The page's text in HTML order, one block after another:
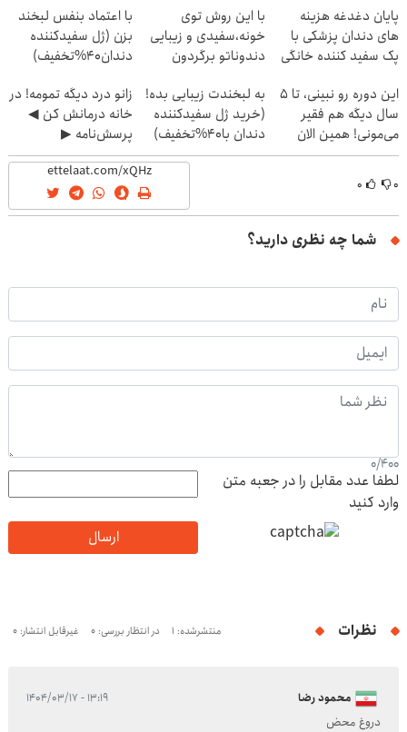
پایان دغدغه هزینه
های دندان پزشکی با
پک سفید کننده خانگی
با این روش توی
خونه،سفیدی و زیبایی
دندوناتو برگردون
با اعتماد بنفس لبخند
بزن (ژل سفیدکننده
دندان40%تخفیف)
این دوره رو نبینی، تا 5
سال دیگه هم فقیر
می‌مونی! همین الان
ثبت نام کن
به لبخندت زیبایی بده!
(خرید ژل سفیدکننده
دندان با40%تخفیف)
زانو درد دیگه تمومه! در
خانه درمانش کن ◀
پرسش‌نامه ▶
۰ ۰
شما چه نظری دارید؟
0/400
لطفا عدد مقابل را در جعبه متن
وارد کنید
ارسال
نظرات منتشرشده: 1 در انتظار بررسی: 0 غیرقابل انتشار: 0
محمود رضا ۱۳:۱۹ - ۱۴۰۴/۰۳/۱۷
دروغ محض